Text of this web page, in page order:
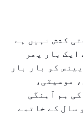
کشش نہیں ہے
بار پھر
کو بار بار
موسیقی،
ہم آہنگی
سال کے خاتمے